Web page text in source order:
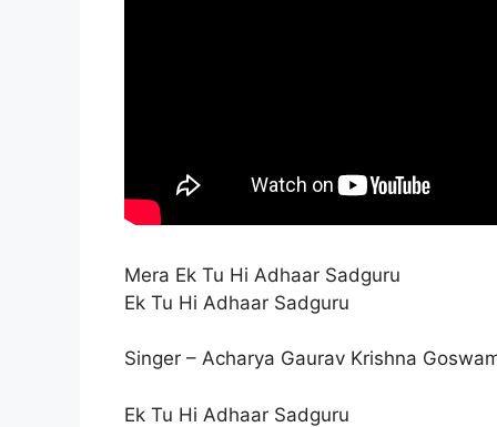
Mera Ek Tu Hi Adhaar Sadguru
Ek Tu Hi Adhaar Sadguru
Singer – Acharya Gaurav Krishna
Ek Tu Hi Adhaar Sadguru